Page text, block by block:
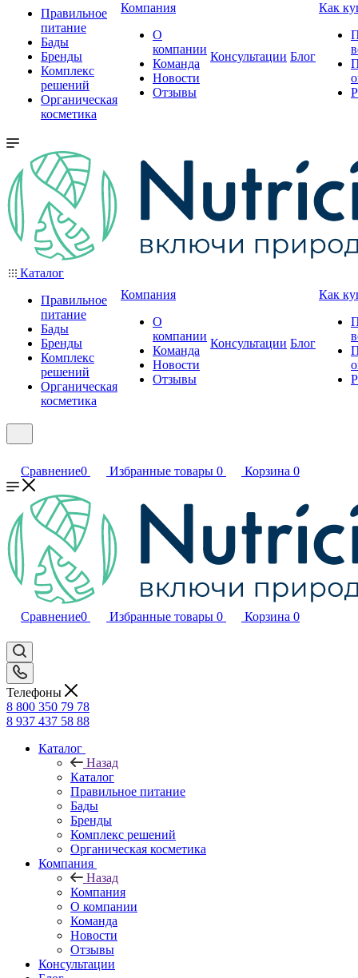
Правильное
питание
Бады
Бренды
Комплекс
решений
Органическая
косметика
Компания
О
компании
Команда
Новости
Отзывы
Консультации Блог
Как
Каталог
Правильное
питание
Бады
Бренды
Комплекс
решений
Органическая
косметика
Компания
О
компании
Команда
Новости
Отзывы
Консультации Блог
Как
Сравнение0 Избранные товары 0 Корзина 0
Сравнение0 Избранные товары 0 Корзина 0
Телефоны
8 800 350 79 78
8 937 437 58 88
Каталог
Назад
Каталог
Правильное питание
Бады
Бренды
Комплекс решений
Органическая косметика
Компания
Назад
Компания
О компании
Команда
Новости
Отзывы
Консультации